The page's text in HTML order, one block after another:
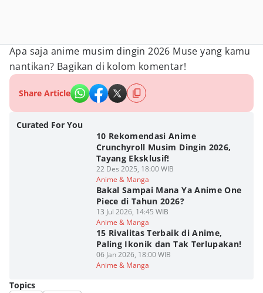
Apa saja anime musim dingin 2026 Muse yang kamu
nantikan? Bagikan di kolom komentar!
Share Article
Curated For You
10 Rekomendasi Anime
Crunchyroll Musim Dingin 2026,
Tayang Eksklusif!
22 Des 2025, 18:00 WIB
Anime & Manga
Bakal Sampai Mana Ya Anime One
Piece di Tahun 2026?
13 Jul 2026, 14:45 WIB
Anime & Manga
15 Rivalitas Terbaik di Anime,
Paling Ikonik dan Tak Terlupakan!
06 Jan 2026, 18:00 WIB
Anime & Manga
Topics